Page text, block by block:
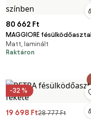
80 662 Ft
MAGGIORE fésülködőasztal
fekete színben
Matt, laminált
Raktáron
-32 %
19 698 Ft28 777 Ft